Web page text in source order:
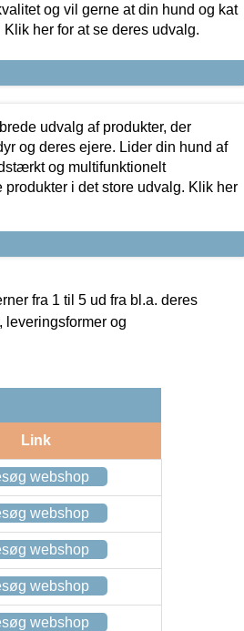
og vil gerne at din hund og kat
her for at se deres udvalg.
udvalg af produkter, der
og deres ejere. Lider din hund af
og multifunktionelt
i det store udvalg. Klik her
fra 1 til 5 ud fra bl.a. deres
leveringsformer og
Link
webshop
webshop
webshop
webshop
webshop